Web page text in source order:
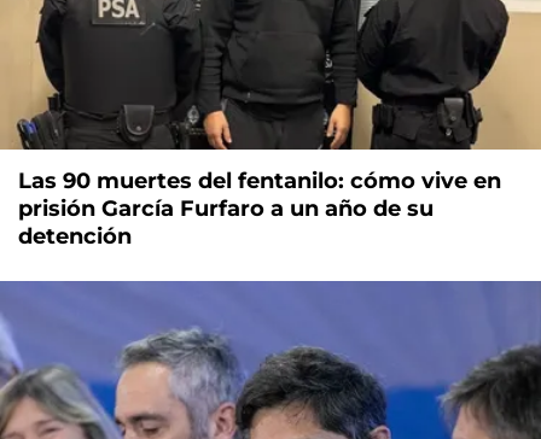
Las 90 muertes del fentanilo: cómo vive en
prisión García Furfaro a un año de su
detención